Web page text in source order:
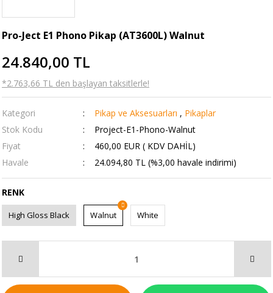
Pro-Ject E1 Phono Pikap (AT3600L) Walnut
24.840,00 TL
*2.763,66 TL den başlayan taksitlerle!
Kategori Pikap ve Aksesuarları , Pikaplar
Stok Kodu
Project-E1-Phono-Walnut
Fiyat
460,00 EUR ( KDV DAHİL)
Havale
24.094,80 TL (%3,00 havale indirimi)
RENK
High Gloss Black Walnut White